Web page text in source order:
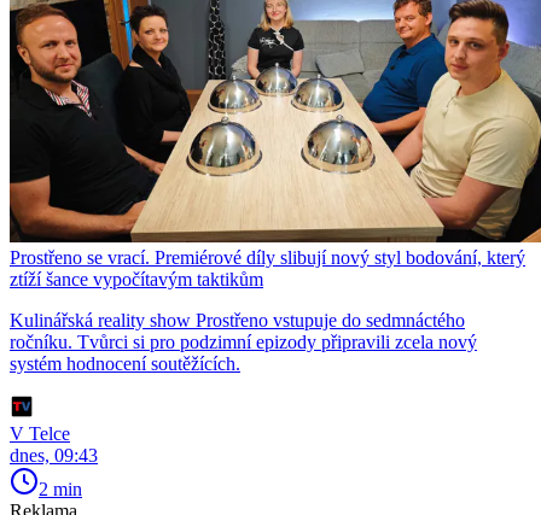
Prostřeno se vrací. Premiérové díly slibují nový styl bodování, který
ztíží šance vypočítavým taktikům
Kulinářská reality show Prostřeno vstupuje do sedmnáctého
ročníku. Tvůrci si pro podzimní epizody připravili zcela nový
systém hodnocení soutěžících.
V Telce
dnes, 09:43
2 min
Reklama